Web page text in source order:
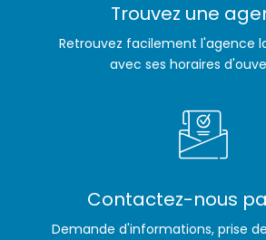
Trouvez une
Retrouvez facilement l'agence
avec ses horaires
Contactez-nous
Demande d'informations, prise